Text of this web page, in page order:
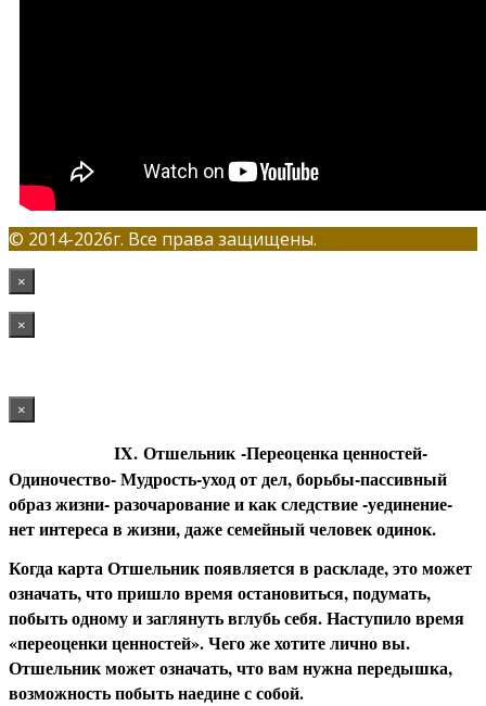
© 2014-2026г. Все права защищены.
×
×
×
IX. Отшельник-Переоценка ценностей-
Одиночество- Мудрость-уход от дел, борьбы-пассивный
образ жизни- разочарование и как следствие -уединение-
нет интереса в жизни, даже семейный человек одинок.
Когда карта Отшельник появляется в раскладе, это может
означать, что пришло время остановиться, подумать,
побыть одному и заглянуть вглубь себя. Наступило время
«переоценки ценностей». Чего же хотите лично вы.
Отшельник может означать, что вам нужна передышка,
возможность побыть наедине с собой.